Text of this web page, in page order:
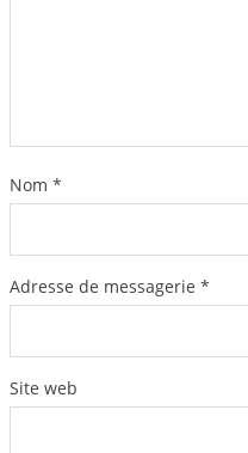
Nom *
Adresse de messagerie *
Site web